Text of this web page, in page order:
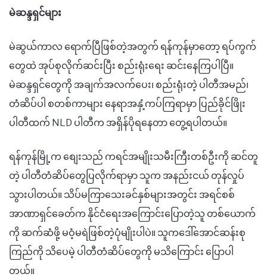
မဲဆန္ဒရှင်များ
မဲဆွယ်ကာလ ရောက်ပြီဖြစ်တဲ့အတွက် ရန်ကုန်မှာတော့ ရပ်ကွက်
တွေထဲ အုပ်စုလိုက်ဆင်းပြီး စည်းရုံးရေး ဆင်းနေကြပါပြီ။
မဲဆန္ဒရှင်တွေကို အချက်အလက်ပေး၊ စည်းရုံးတဲ့ ပါတီအမည်၊
တံဆိပ်ပါ စတစ်ကာများ နေရာအနှံ့ကပ်ကြရာမှာ ပြည်ခိုင်ဖြိုး
ပါတီထက် NLD ပါတီက အရှိန်ပိုရနေတာ တွေ့ရပါတယ်။
ရန်ကုန်မြို့က စျေးသည် ကရင်အမျိုးသမီးကြီးတစ်ဦးကို ဆင်တူ
တဲ့ ပါတီတံဆိပ်တွေပြလိုက်ရာမှာ သူက အနည်းငယ် တုန်လှုပ်
သွားပါတယ်။ သိပ်မကြာသေးခင်နှစ်များအတွင်း အရင်စစ်
အာဏာရှင်ခေတ်က နိုင်ငံရေးအကြောင်းပြောတဲ့သူ တစ်ယောက်
ကို ဆက်ဆံဖို့ မဝံ့မရဲဖြစ်တဲ့ပုံမျိုးပါပဲ။ သူကဒေါ်အောင်ဆန်းစု
ကြည်ကို သိပေမဲ့ ပါတီတံဆိပ်တွေကို မသိကြောင်း ပြောပါ
တယ်။